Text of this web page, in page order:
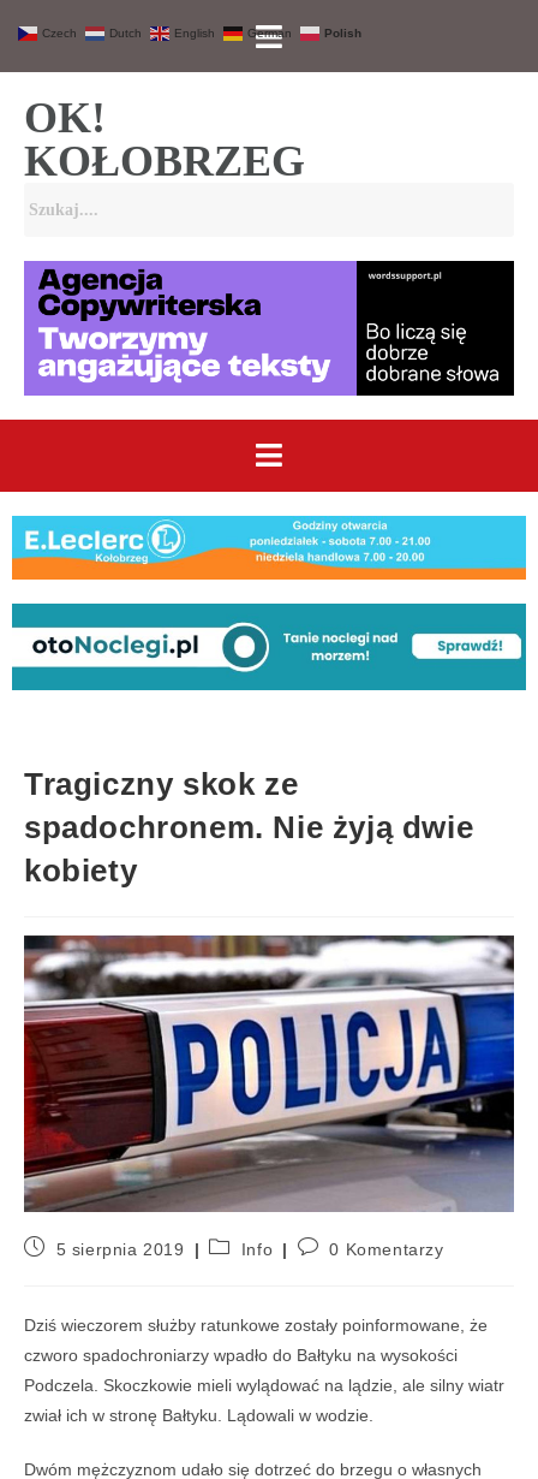
OK!
KOŁOBRZEG
Tragiczny skok ze
spadochronem. Nie żyją dwie
kobiety
5 sierpnia 2019 Info 0 Komentarzy
Dziś wieczorem służby ratunkowe zostały poinformowane, że
czworo spadochroniarzy wpadło do Bałtyku na wysokości
Podczela. Skoczkowie mieli wylądować na lądzie, ale silny wiatr
zwiał ich w stronę Bałtyku. Lądowali w wodzie.
Dwóm mężczyznom udało się dotrzeć do brzegu o własnych
Czech Dutch English German Polish